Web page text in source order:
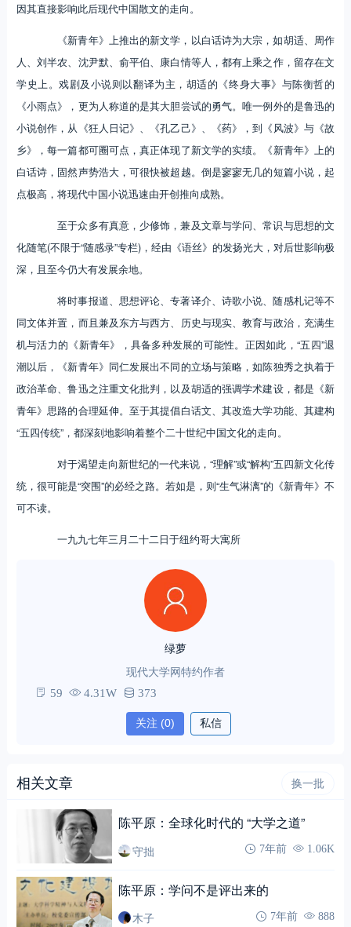
因其直接影响此后现代中国散文的走向。
《新青年》上推出的新文学，以白话诗为大宗，如胡适、周作
人、刘半农、沈尹默、俞平伯、康白情等人，都有上乘之作，留存在文
学史上。戏剧及小说则以翻译为主，胡适的《终身大事》与陈衡哲的
《小雨点》，更为人称道的是其大胆尝试的勇气。唯一例外的是鲁迅的
小说创作，从《狂人日记》、《孔乙己》、《药》，到《风波》与《故
乡》，每一篇都可圈可点，真正体现了新文学的实绩。《新青年》上的
白话诗，固然声势浩大，可很快被超越。倒是寥寥无几的短篇小说，起
点极高，将现代中国小说迅速由开创推向成熟。
至于众多有真意，少修饰，兼及文章与学问、常识与思想的文
化随笔(不限于“随感录”专栏)，经由《语丝》的发扬光大，对后世影响极
深，且至今仍大有发展余地。
将时事报道、思想评论、专著译介、诗歌小说、随感札记等不
同文体并置，而且兼及东方与西方、历史与现实、教育与政治，充满生
机与活力的《新青年》，具备多种发展的可能性。正因如此，“五四”退
潮以后，《新青年》同仁发展出不同的立场与策略，如陈独秀之执着于
政治革命、鲁迅之注重文化批判，以及胡适的强调学术建设，都是《新
青年》思路的合理延伸。至于其提倡白话文、其改造大学功能、其建构
“五四传统”，都深刻地影响着整个二十世纪中国文化的走向。
对于渴望走向新世纪的一代来说，“理解”或“解构”五四新文化传
统，很可能是“突围”的必经之路。若如是，则“生气淋漓”的《新青年》不
可不读。
一九九七年三月二十二日于纽约哥大寓所
绿萝
现代大学网特约作者
59 4.31W 373
关注 (0) 私信
相关文章 换一批
陈平原：全球化时代的 “大学之道”
守拙 7年前 1.06K
陈平原：学问不是评出来的
木子 7年前 888